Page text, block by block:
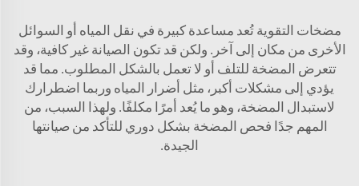
مضخات التقوية تُعد مساعدة كبيرة في نقل المياه أو السوائل
الأخرى من مكان إلى آخر. ولكن قد تكون الصيانة غير كافية، وقد
تتعرض المضخة للتلف أو لا تعمل بالشكل المطلوب. مما قد
يؤدي إلى مشكلات أكبر، مثل أضرار المياه وربما اضطرارك
لاستبدال المضخة، وهو ما يُعد أمرًا مكلفًا. ولهذا السبب، من
المهم جدًا فحص المضخة بشكل دوري للتأكد من صيانتها
الجيدة.